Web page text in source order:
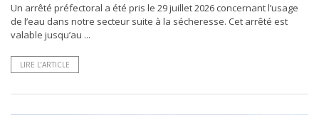
Un arrêté préfectoral a été pris le 29 juillet 2026 concernant l’usage
de l’eau dans notre secteur suite à la sécheresse. Cet arrêté est
valable jusqu’au ...
LIRE L’ARTICLE